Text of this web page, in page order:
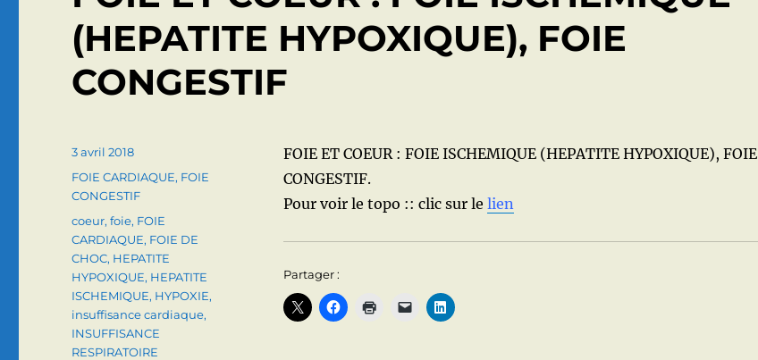
(HEPATITE HYPOXIQUE), FOIE
CONGESTIF
FOIE ET COEUR : FOIE ISCHEMIQUE (HEPATITE HYPOXIQUE), FOIE
CONGESTIF.
Pour voir le topo :: clic sur le lien
Partager :
Publié
3 avril 2018
Catégories
FOIE CARDIAQUE, FOIE
CONGESTIF
Étiquettes
coeur,foie, FOIE
CARDIAQUE, FOIE DE
CHOC, HEPATITE
HYPOXIQUE, HEPATITE
ISCHEMIQUE, HYPOXIE,
insuffisance cardiaque,
INSUFFISANCE
RESPIRATOIRE